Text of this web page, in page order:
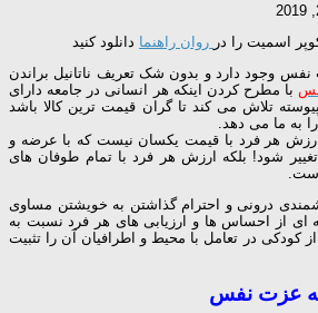
اسمیت را در روان راهنما دانلود کنید
وجود دارد و بدون شک تعریف ناتانیل براندن
با مطرح کردن اینکه هر انسانی در جامعه دارای
تلاش می کند تا گران قیمت ترین کالا باشد
به ما می دهد.
ارزش هر فرد با قیمت یکسان نیست که با عرضه و
شود! بلکه ارزش هر فرد با تمام طوفان های
درونی و احترام گذاشتن به خویشتن مساوی
ای از احساس ها و ارزیابی های هر فرد نسبت به
در تعامل با محیط و اطرافیان آن را تثبیت
به عزت نفس